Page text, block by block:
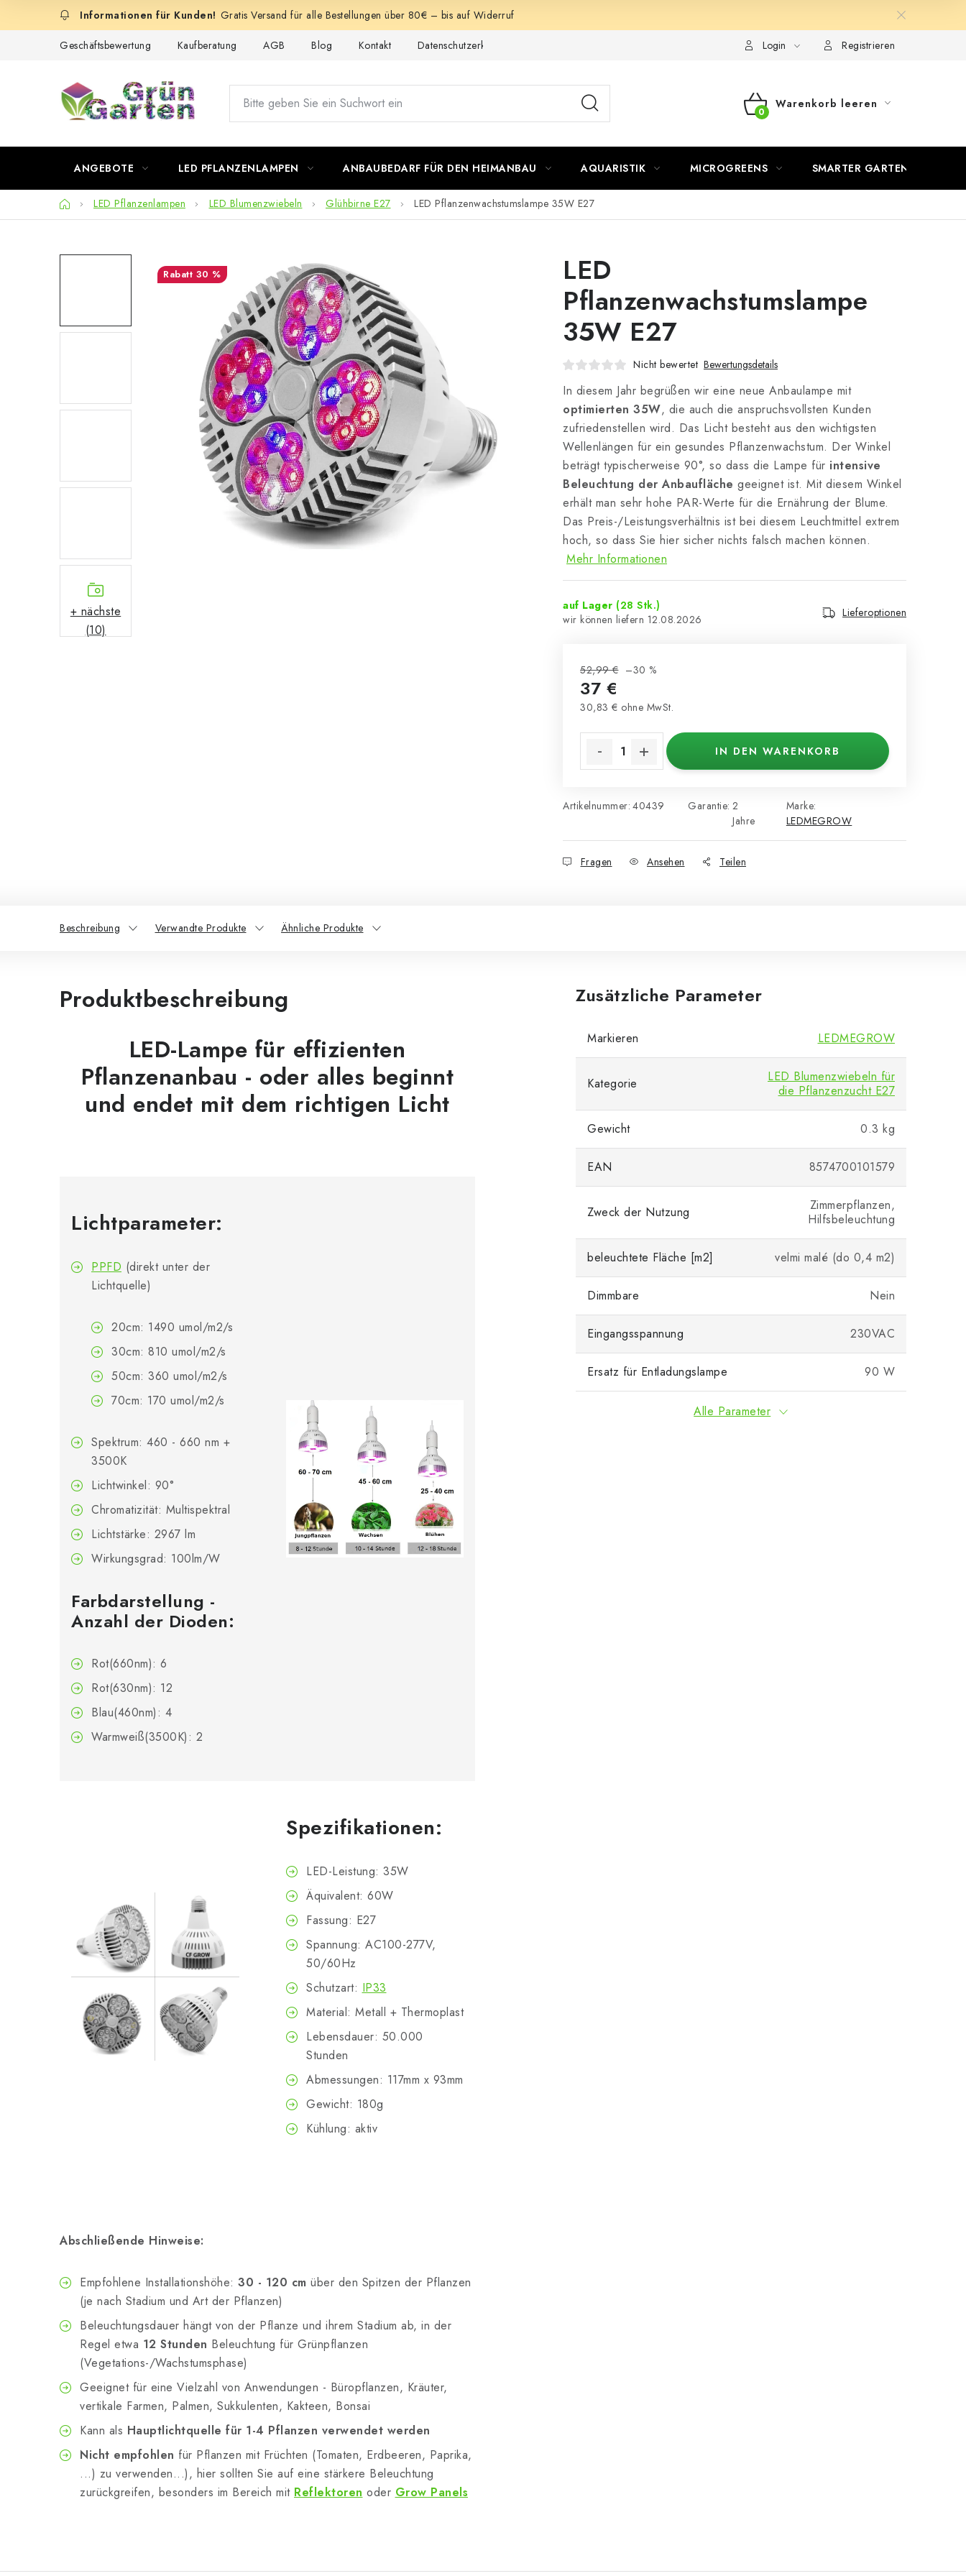
Gratis Versand für alle Bestellungen über 80€ – bis auf Widerruf
Geschäftsbewertung Kaufberatung AGB Blog Kontakt Datenschutzerklärung Login Registrieren
WARENKORB
Warenkorb leeren
ANGEBOTE LED PFLANZENLAMPEN ANBAUBEDARF FÜR DEN HEIMANBAU AQUARISTIK MICROGREENS SMARTER GARTEN
StartseiteLED Pflanzenlampen LED Blumenzwiebeln Glühbirne E27 LED Pflanzenwachstumslampe 35W E27
+ nächste
(10)
LED
Pflanzenwachstumslampe
35W E27
Nicht bewertet Bewertungsdetails
In diesem Jahr begrüßen wir eine neue Anbaulampe mit
optimierten 35W, die auch die anspruchsvollsten Kunden
zufriedenstellen wird. Das Licht besteht aus den wichtigsten
Wellenlängen für ein gesundes Pflanzenwachstum. Der Winkel
beträgt typischerweise 90°, so dass die Lampe für intensive
Beleuchtung der Anbaufläche geeignet ist. Mit diesem Winkel
erhält man sehr hohe PAR-Werte für die Ernährung der Blume.
Das Preis-/Leistungsverhältnis ist bei diesem Leuchtmittel extrem
hoch, so dass Sie hier sicher nichts falsch machen können.
Mehr Informationen
auf Lager (28 Stk.)
12.08.2026
Lieferoptionen
52,99 € –30 %
37 €
30,83 € ohne MwSt.
IN DEN WARENKORB
Artikelnummer: 40439
Marke:
LEDMEGROW
Garantie: 2
Jahre
Fragen Ansehen Teilen
30 %
Beschreibung Verwandte Produkte Ähnliche Produkte
Produktbeschreibung
LED-Lampe für effizienten
Pflanzenanbau - oder alles beginnt
und endet mit dem richtigen Licht
Lichtparameter:
PPFD (direkt unter der
Lichtquelle)
20cm: 1490 umol/m2/s
30cm: 810 umol/m2/s
50cm: 360 umol/m2/s
70cm: 170 umol/m2/s
Spektrum: 460 - 660 nm +
3500K
Lichtwinkel: 90°
Chromatizität: Multispektral
Lichtstärke: 2967 lm
Wirkungsgrad: 100lm/W
Farbdarstellung -
Anzahl der Dioden:
Rot(660nm): 6
Rot(630nm): 12
Blau(460nm): 4
Warmweiß(3500K): 2
Spezifikationen:
LED-Leistung: 35W
Äquivalent: 60W
Fassung: E27
Spannung: AC100-277V,
50/60Hz
Schutzart: IP33
Material: Metall + Thermoplast
Lebensdauer: 50.000
Stunden
Abmessungen: 117mm x 93mm
Gewicht: 180g
Kühlung: aktiv
Abschließende Hinweise:
Empfohlene Installationshöhe: 30 - 120 cm über den Spitzen der Pflanzen
(je nach Stadium und Art der Pflanzen)
Beleuchtungsdauer hängt von der Pflanze und ihrem Stadium ab, in der
Regel etwa 12 Stunden Beleuchtung für Grünpflanzen
(Vegetations-/Wachstumsphase)
Geeignet für eine Vielzahl von Anwendungen - Büropflanzen, Kräuter,
vertikale Farmen, Palmen, Sukkulenten, Kakteen, Bonsai
Kann als Hauptlichtquelle für 1-4 Pflanzen verwendet werden
Nicht empfohlen für Pflanzen mit Früchten (Tomaten, Erdbeeren, Paprika,
...) zu verwenden...), hier sollten Sie auf eine stärkere Beleuchtung
zurückgreifen, besonders im Bereich mit Reflektoren oder Grow Panels
Zusätzliche Parameter
Markieren LEDMEGROW
Kategorie
LED Blumenzwiebeln für
die Pflanzenzucht E27
Gewicht 0.3 kg
EAN 8574700101579
Zweck der Nutzung
Zimmerpflanzen,
Hilfsbeleuchtung
beleuchtete Fläche [m2] velmi malé (do 0,4 m2)
Dimmbare Nein
Eingangsspannung 230VAC
Ersatz für Entladungslampe 90 W
Alle Parameter